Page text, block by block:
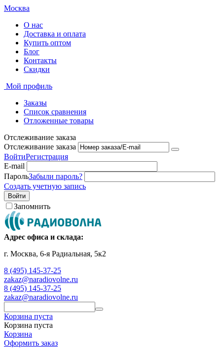
Москва
О нас
Доставка и оплата
Купить оптом
Блог
Контакты
Скидки
Мой профиль
Заказы
Список сравнения
Отложенные товары
Отслеживание заказа
Отслеживание заказа
ВойтиРегистрация
E-mail
ПарольЗабыли пароль?
Создать учетную запись
Войти
Запомнить
Адрес офиса и склада:
г. Москва, 6-я Радиальная, 5к2
8 (495) 145-37-25
zakaz@naradiovolne.ru
8 (495) 145-37-25
zakaz@naradiovolne.ru
Корзина пуста
Корзина пуста
Корзина
Оформить заказ